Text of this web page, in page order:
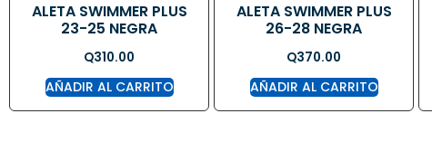
ALETA SWIMMER PLUS
23-25 NEGRA
Q310.00
AÑADIR AL CARRITO
ALETA SWIMMER PLUS
26-28 NEGRA
Q370.00
AÑADIR AL CARRITO